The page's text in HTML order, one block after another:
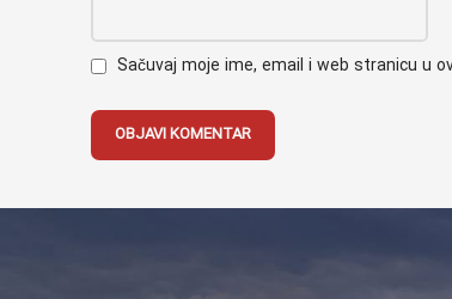
Sačuvaj moje ime, email i web stranicu u